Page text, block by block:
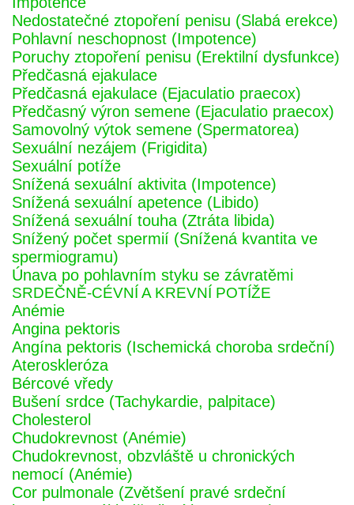
Nedostatečné ztopoření penisu (Slabá erekce)
Pohlavní neschopnost (Impotence)
Poruchy ztopoření penisu (Erektilní dysfunkce)
Předčasná ejakulace
Předčasná ejakulace (Ejaculatio praecox)
Předčasný výron semene (Ejaculatio praecox)
Samovolný výtok semene (Spermatorea)
Sexuální nezájem (Frigidita)
Sexuální potíže
Snížená sexuální aktivita (Impotence)
Snížená sexuální apetence (Libido)
Snížená sexuální touha (Ztráta libida)
Snížený počet spermií (Snížená kvantita ve
spermiogramu)
Únava po pohlavním styku se závratěmi
SRDEČNĚ-CÉVNÍ A KREVNÍ POTÍŽE
Anémie
Angina pektoris
Angína pektoris (Ischemická choroba srdeční)
Ateroskleróza
Bércové vředy
Bušení srdce (Tachykardie, palpitace)
Cholesterol
Chudokrevnost (Anémie)
Chudokrevnost, obzvláště u chronických
nemocí (Anémie)
Cor pulmonale (Zvětšení pravé srdeční